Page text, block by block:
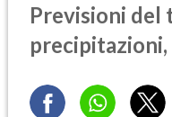
Previsioni del